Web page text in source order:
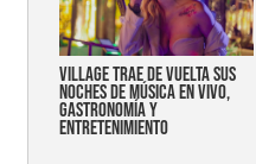
Village trae de vuelta sus
noches de música en vivo,
gastronomía y
entretenimiento